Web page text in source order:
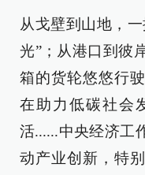
从戈壁到山地，
光”；从港口到彼
箱的货轮悠悠行
在助力低碳社会
活......中央经济工
动产业创新，特